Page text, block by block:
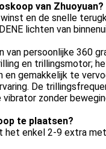
van Zhuoyuan?
en de snelle
lichten van
persoonlijke 360
en trillingsmotor;
en gemakkelijk te
De
zonder
te plaatsen?
enkel 2-9 extra